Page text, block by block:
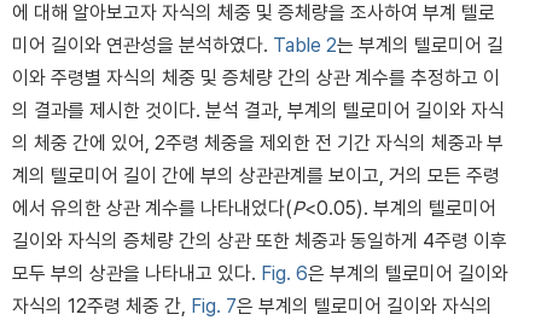
에 대해 알아보고자 자식의 체중 및 증체량을 조사하여 부계 텔로
미어 길이와 연관성을 분석하였다. Table 2는 부계의 텔로미어 길
이와 주령별 자식의 체중 및 증체량 간의 상관 계수를 추정하고 이
의 결과를 제시한 것이다. 분석 결과, 부계의 텔로미어 길이와 자식
의 체중 간에 있어, 2주령 체중을 제외한 전 기간 자식의 체중과 부
계의 텔로미어 길이 간에 부의 상관관계를 보이고, 거의 모든 주령
에서 유의한 상관 계수를 나타내었다(P<0.05). 부계의 텔로미어
길이와 자식의 증체량 간의 상관 또한 체중과 동일하게 4주령 이후
모두 부의 상관을 나타내고 있다. Fig. 6은 부계의 텔로미어 길이와
자식의 12주령 체중 간, Fig. 7은 부계의 텔로미어 길이와 자식의